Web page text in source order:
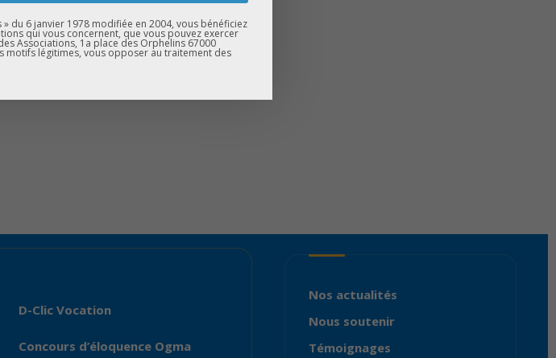
D-Clic Vocation
Concours d’éloquence Ogma
Nos actualités
Nous soutenir
Témoignages
du 6 janvier 1978 modifiée en 2004, vous bénéficiez
qui vous concernent, que vous pouvez exercer
Associations, 1a place des Orphelins 67000
motifs légitimes, vous opposer au traitement des